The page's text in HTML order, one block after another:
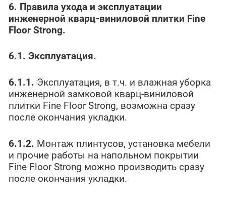
6. Правила ухода и эксплуатации
инженерной кварц-виниловой плитки Fine
Floor Strong.
6.1. Эксплуатация.
6.1.1. Эксплуатация, в т.ч. и влажная уборка
инженерной замковой кварц-виниловой
плитки Fine Floor Strong, возможна сразу
после окончания укладки.
6.1.2. Монтаж плинтусов, установка мебели
и прочие работы на напольном покрытии
Fine Floor Strong можно производить сразу
после окончания укладки.